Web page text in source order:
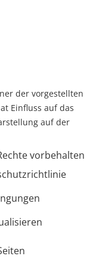
der vorgestellten
Einfluss auf das
auf der
vorbehalten